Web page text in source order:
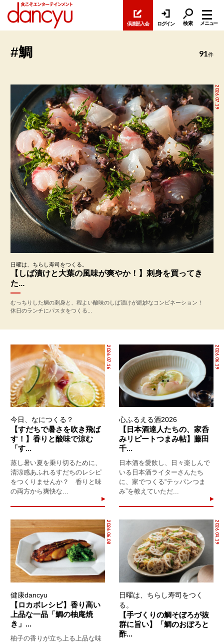
倶楽部入会 ログイン 検索 メニュー
#鯛 91件
2026.07.19
日曜は、ちらし寿司をつくる。
【しば漬けと大葉の風味が爽やか！】刺身を買ってき
た...
むっちりした鯛の刺身と、程よい酸味のしば漬けが絶妙なコンビネーション！
休日のランチにパスタをつくる...
2026.07.16
今日、なにつくる？
【すだちで暑さを吹き飛ば
す！】香りと酸味で涼む
「す...
蒸し暑い夏を乗り切るために、
清涼感あふれるすだちのレシピ
をつくりませんか？ 香りと味
の両方から爽快な...
2026.06.19
心ふるえる酒2026
【日本酒達人たちの、家呑
みリピートつまみ帖】藤田
千...
日本酒を愛飲し、日々楽しんで
いる日本酒ライターさんたち
に、家でつくる“テッパンつま
み”を教えていただ...
2026.06.08
健康dancyu
【ロカボレシピ】香り高い
上品な一品「鯛の柚庵焼
き」...
柚子の香りが立ち上る上品な味
2026.04.19
日曜は、ちらし寿司をつく
る。
【手づくりの鯛そぼろが抜
群に旨い】「鯛のおぼろと
酢...